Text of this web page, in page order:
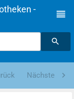
-
Nächste